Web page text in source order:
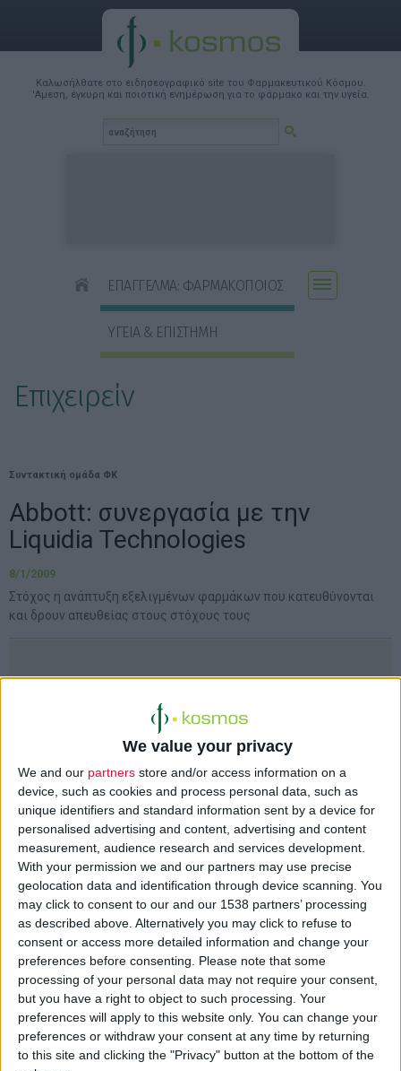
We value your privacy
We and our partners store and/or access information on a
device, such as cookies and process personal data, such as
unique identifiers and standard information sent by a device for
personalised advertising and content, advertising and content
measurement, audience research and services development.
With your permission we and our partners may use precise
geolocation data and identification through device scanning. You
may click to consent to our and our 1538 partners’ processing
as described above. Alternatively you may click to refuse to
consent or access more detailed information and change your
preferences before consenting. Please note that some
processing of your personal data may not require your consent,
but you have a right to object to such processing. Your
preferences will apply to this website only. You can change your
preferences or withdraw your consent at any time by returning
to this site and clicking the "Privacy" button at the bottom of the
Καλωσήλθατε στο ειδησεογραφικό site του Φαρμακευτικού Κόσμου.
'Αμεση, έγκυρη και ποιοτική ενημέρωση για το φάρμακο και την υγεία.
ΕΠΑΓΓΕΛΜΑ: ΦΑΡΜΑΚΟΠΟΙΟΣ
ΥΓΕΙΑ & ΕΠΙΣΤΗΜΗ
Επιχειρείν
Συντακτική ομάδα ΦΚ
Abbott: συνεργασία με την
Liquidia Technologies
8/1/2009
Στόχος η ανάπτυξη εξελιγμένων φαρμάκων που κατευθύνονται
και δρουν απευθείας στους στόχους τους
εξελιγμένων φαρμάκων έναντι του
καρκίνου και άλλων παθήσεων
πραγματοποίησε η
Abbott
με την αμερικανική
εταιρεία νανοτεχνολογίαςLiquidia
Technologies.
Τα καινοτόμα φάρμακα θα συνίστανται από
τον συνδυασμό των νέων
siRNA
«γενετικών» φαρμάκωντης Abbott που
δρουν απευθείας στο DNA,
απενεργοποιώντας «βλαβερά» γονίδια και
μικροσκοπικών νανοσωματιδίων της
Liquidia Technologies τα οποία παίζουν το
ρόλο του φορέα των φαρμάκων, οδηγώντας
τα με απόλυτη εξειδίκευση στα κύτταρα-
στόχους.